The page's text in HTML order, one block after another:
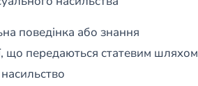
поведінка або знання
що передаються статевим шляхом